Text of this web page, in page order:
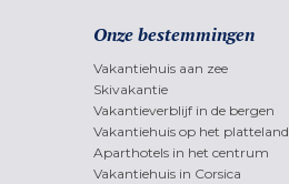
Onze bestemmingen
Vakantiehuis aan zee
Skivakantie
Vakantieverblijf in de bergen
Vakantiehuis op het platteland
Aparthotels in het centrum
Vakantiehuis in Corsica